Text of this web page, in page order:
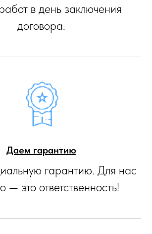
в день заключения
договора.
Даем гарантию
гарантию. Для нас
— это ответственность!